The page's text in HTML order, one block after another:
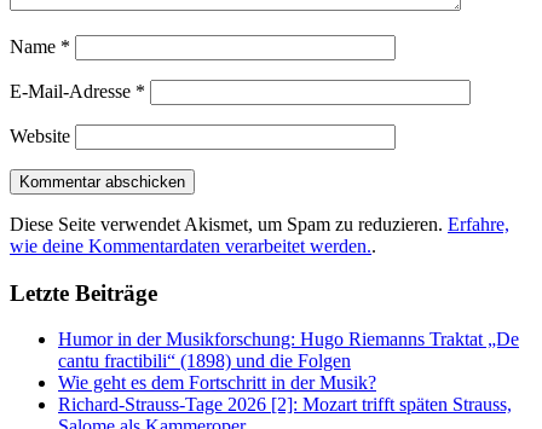
Name *
E-Mail-Adresse *
Website
Diese Seite verwendet Akismet, um Spam zu reduzieren. Erfahre,
wie deine Kommentardaten verarbeitet werden..
Letzte Beiträge
Humor in der Musikforschung: Hugo Riemanns Traktat „De
cantu fractibili“ (1898) und die Folgen
Wie geht es dem Fortschritt in der Musik?
Richard-Strauss-Tage 2026 [2]: Mozart trifft späten Strauss,